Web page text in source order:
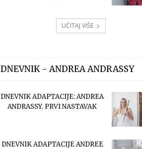
UČITAJ VIŠE
DNEVNIK - ANDREA ANDRASSY
DNEVNIK ADAPTACIJE: ANDREA
ANDRASSY. PRVI NASTAVAK
DNEVNIK ADAPTACIJE ANDREE